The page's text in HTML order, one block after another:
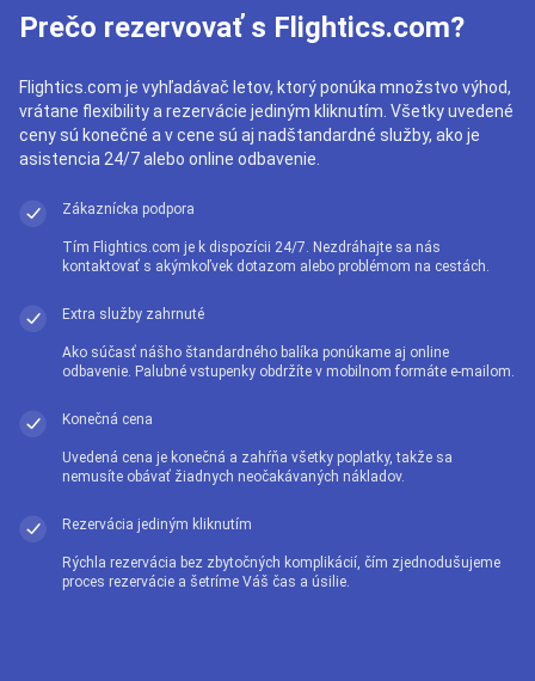
Prečo rezervovať s Flightics.com?
Flightics.com je vyhľadávač letov, ktorý ponúka množstvo výhod,
vrátane flexibility a rezervácie jediným kliknutím. Všetky uvedené
ceny sú konečné a v cene sú aj nadštandardné služby, ako je
asistencia 24/7 alebo online odbavenie.
Zákaznícka podpora
Tím Flightics.com je k dispozícii 24/7. Nezdráhajte sa nás
kontaktovať s akýmkoľvek dotazom alebo problémom na cestách.
Extra služby zahrnuté
Ako súčasť nášho štandardného balíka ponúkame aj online
odbavenie. Palubné vstupenky obdržíte v mobilnom formáte e-mailom.
Konečná cena
Uvedená cena je konečná a zahŕňa všetky poplatky, takže sa
nemusíte obávať žiadnych neočakávaných nákladov.
Rezervácia jediným kliknutím
Rýchla rezervácia bez zbytočných komplikácií, čím zjednodušujeme
proces rezervácie a šetríme Váš čas a úsilie.